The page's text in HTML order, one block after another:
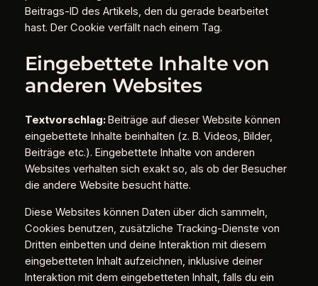
Beitrags-ID des Artikels, den du gerade bearbeitet
hast. Der Cookie verfällt nach einem Tag.
Eingebettete Inhalte von
anderen Websites
Textvorschlag:Beiträge auf dieser Website können
eingebettete Inhalte beinhalten (z. B. Videos, Bilder,
Beiträge etc.). Eingebettete Inhalte von anderen
Websites verhalten sich exakt so, als ob der Besucher
die andere Website besucht hätte.
Diese Websites können Daten über dich sammeln,
Cookies benutzen, zusätzliche Tracking-Dienste von
Dritten einbetten und deine Interaktion mit diesem
eingebetteten Inhalt aufzeichnen, inklusive deiner
Interaktion mit dem eingebetteten Inhalt, falls du ein